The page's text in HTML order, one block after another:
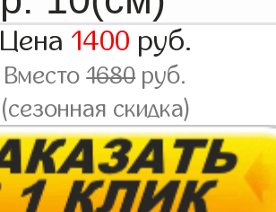
Цена 1400 руб.
Вместо1680руб.
(сезонная скидка)